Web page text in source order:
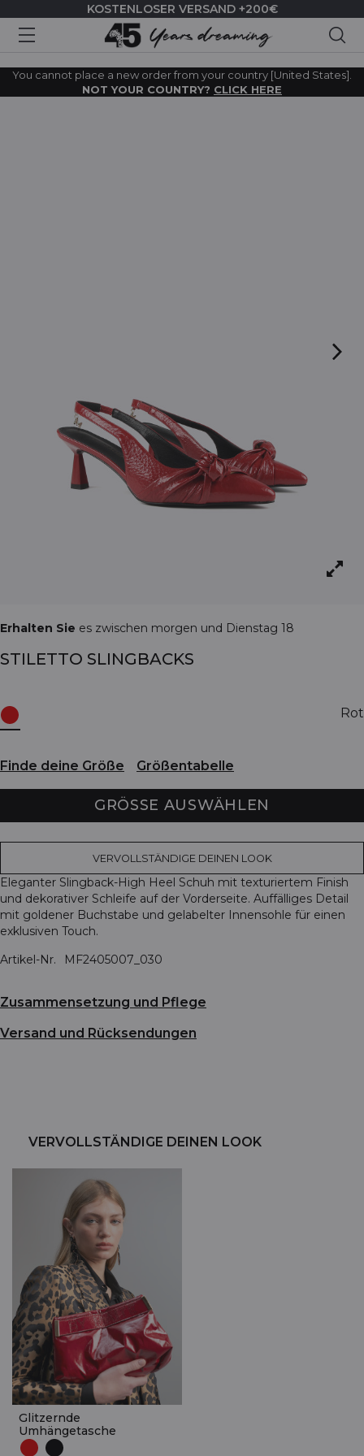
KOSTENLOSER VERSAND +200€
You cannot place a new order from your country [United States].
NOT YOUR COUNTRY? CLICK HERE
Erhalten Sie es zwischen morgen und Dienstag 18
STILETTO SLINGBACKS
Rot
Finde deine Größe Größentabelle
GRÖSSE AUSWÄHLEN
VERVOLLSTÄNDIGE DEINEN LOOK
Eleganter Slingback-High Heel Schuh mit texturiertem Finish
und dekorativer Schleife auf der Vorderseite. Auffälliges Detail
mit goldener Buchstabe und gelabelter Innensohle für einen
exklusiven Touch.
Artikel-Nr.
MF2405007_030
Zusammensetzung und Pflege
Versand und Rücksendungen
VERVOLLSTÄNDIGE DEINEN LOOK
Glitzernde
Umhängetasche